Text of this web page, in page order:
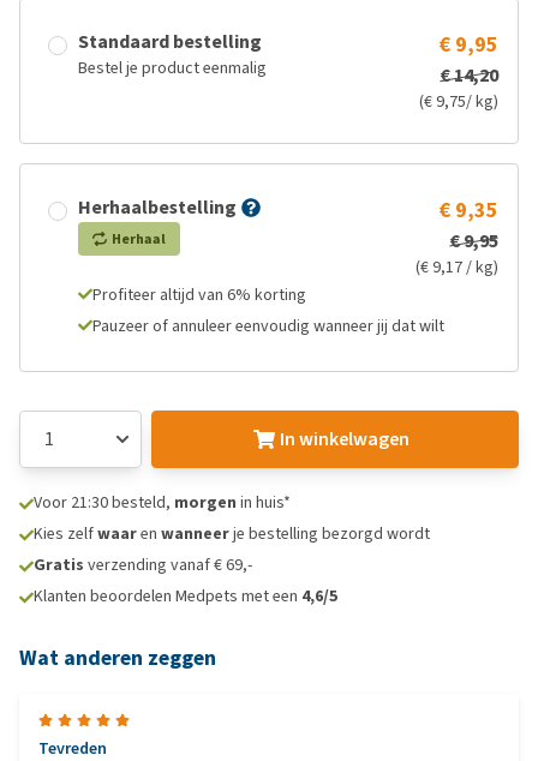
Standaard bestelling
Bestel je product eenmalig
€ 9,95
€ 14,20
(€ 9,75/ kg)
Herhaalbestelling
Herhaal
€ 9,35
€ 9,95
(€ 9,17 / kg)
Profiteer altijd van 6% korting
Pauzeer of annuleer eenvoudig wanneer jij dat wilt
In winkelwagen
Voor 21:30 besteld, morgen in huis*
Kies zelfwaaren wanneerje bestelling bezorgd wordt
Gratis verzending vanaf € 69,-
Klanten beoordelen Medpets met een 4,6/5
Wat anderen zeggen
Tevreden